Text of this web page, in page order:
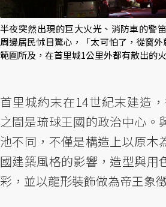
半夜突然出現的巨大火光、消防車的警
周邊居民怵目驚心，「太可怕了，從窗
範圍所及，在首里城1公里外都有散出的
首里城約末在14世紀末建造
之間是琉球王國的政治中心。
池不同，不僅是構造上以原木
國建築風格的影響，造型與用
彩，並以龍形裝飾做為帝王象